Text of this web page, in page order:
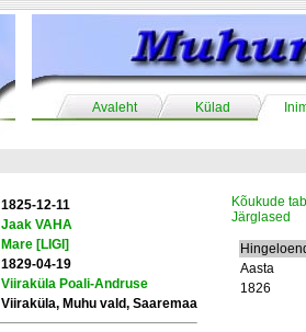
Avaleht Külad
1825-12-11
Jaak VAHA
Mare [LIGI]
1829-04-19
Viiraküla Poali-Andruse
Viiraküla, Muhu vald, Saaremaa
Kõukude
Järglased
Aasta
1826